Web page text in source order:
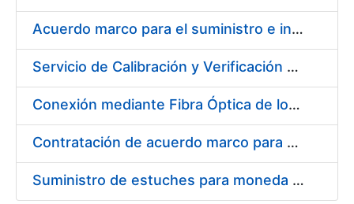
Acuerdo marco para el suministro e instalación de persianas, estores y otros complementos
Servicio de Calibración y Verificación Externa de los Equipos de Medición del Servicio de Prevención de la FNMT-RCM
Conexión mediante Fibra Óptica de los Centros de Proceso de Datos (CPDs) de las sedes de la FNMT-RCM de Burgos y Madrid
Contratación de acuerdo marco para el Suministro de Material de Electricidad para la Fábrica Nacional de Moneda y Timbre-Real Casa de la Moneda en su centro de trabajo de Burgos
Suministro de estuches para moneda de 30 €